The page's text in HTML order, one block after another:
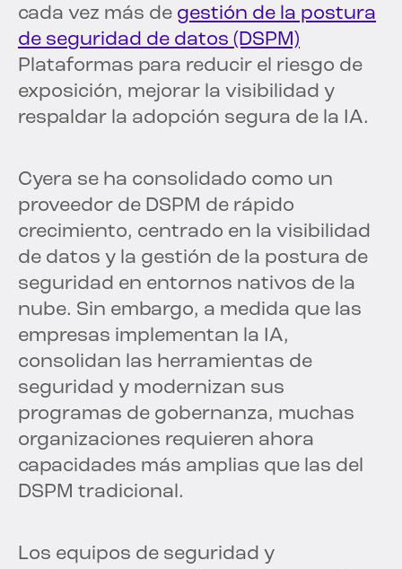
cada vez más de gestión de la postura
de seguridad de datos (DSPM)
Plataformas para reducir el riesgo de
exposición, mejorar la visibilidad y
respaldar la adopción segura de la IA.
Cyera se ha consolidado como un
proveedor de DSPM de rápido
crecimiento, centrado en la visibilidad
de datos y la gestión de la postura de
seguridad en entornos nativos de la
nube. Sin embargo, a medida que las
empresas implementan la IA,
consolidan las herramientas de
seguridad y modernizan sus
programas de gobernanza, muchas
organizaciones requieren ahora
capacidades más amplias que las del
DSPM tradicional.
Los equipos de seguridad y